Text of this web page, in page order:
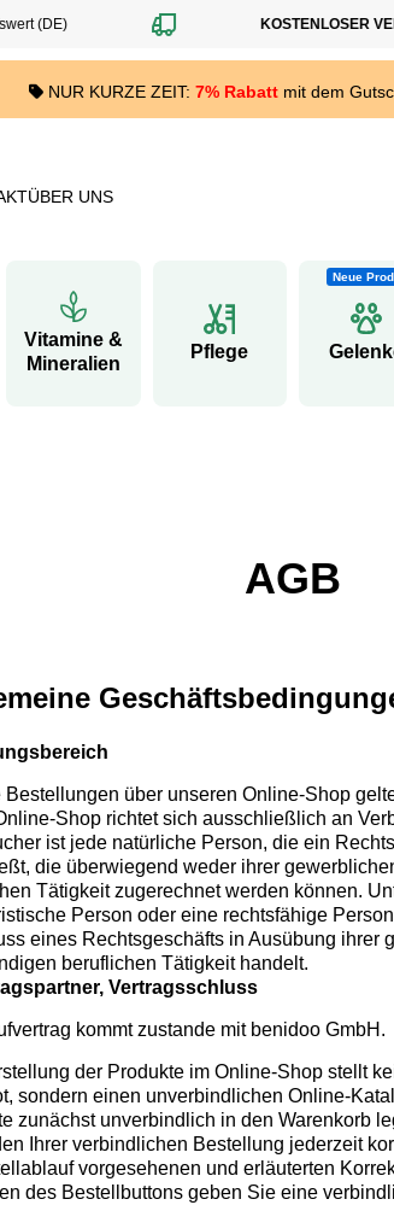
(DE) KOSTENLOSER
NUR KURZE ZEIT: 7% Rabatt mit dem
ÜBER UNS
Vitamine &
Mineralien
Pflege
Neue
AGB
Bestellungen über unseren Online-Shop
Shop richtet sich ausschließlich an
ist jede natürliche Person, die ein
die überwiegend weder ihrer
Tätigkeit zugerechnet werden können.
Person oder eine rechtsfähige
eines Rechtsgeschäfts in Ausübung ihrer
beruflichen Tätigkeit handelt.
Vertragsschluss
kommt zustande mit benidoo GmbH.
der Produkte im Online-Shop stellt
sondern einen unverbindlichen Online-
zunächst unverbindlich in den Warenkorb
Ihrer verbindlichen Bestellung jederzeit
vorgesehenen und erläuterten
des Bestellbuttons geben Sie eine